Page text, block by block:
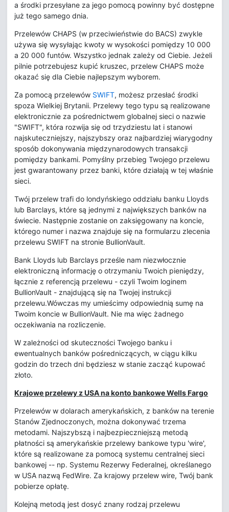
a środki przesyłane za jego pomocą powinny być dostępne
już tego samego dnia.
Przelewów CHAPS (w przeciwieństwie do BACS) zwykle
używa się wysyłając kwoty w wysokości pomiędzy 10 000
a 20 000 funtów. Wszystko jednak zależy od Ciebie. Jeżeli
pilnie potrzebujesz kupić kruszec, przelew CHAPS może
okazać się dla Ciebie najlepszym wyborem.
Za pomocą przelewów SWIFT, możesz przesłać środki
spoza Wielkiej Brytanii. Przelewy tego typu są realizowane
elektronicznie za pośrednictwem globalnej sieci o nazwie
"SWIFT", która rozwija się od trzydziestu lat i stanowi
najskuteczniejszy, najszybszy oraz najbardziej wiarygodny
sposób dokonywania międzynarodowych transakcji
pomiędzy bankami. Pomyślny przebieg Twojego przelewu
jest gwarantowany przez banki, które działają w tej właśnie
sieci.
Twój przelew trafi do londyńskiego oddziału banku Lloyds
lub Barclays, które są jednymi z największych banków na
świecie. Następnie zostanie on zaksięgowany na koncie,
którego numer i nazwa znajduje się na formularzu zlecenia
przelewu SWIFT na stronie BullionVault.
Bank Lloyds lub Barclays prześle nam niezwłocznie
elektroniczną informację o otrzymaniu Twoich pieniędzy,
łącznie z referencją przelewu - czyli Twoim loginem
BullionVault - znajdującą się na Twojej instrukcji
przelewu.Wówczas my umieścimy odpowiednią sumę na
Twoim koncie w BullionVault. Nie ma więc żadnego
oczekiwania na rozliczenie.
W zależności od skuteczności Twojego banku i
ewentualnych banków pośredniczących, w ciągu kilku
godzin do trzech dni będziesz w stanie zacząć kupować
złoto.
Krajowe przelewy z USA na konto bankowe Wells Fargo
Przelewów w dolarach amerykańskich, z banków na terenie
Stanów Zjednoczonych, można dokonywać trzema
metodami. Najszybszą i najbezpieczniejszą metodą
płatności są amerykańskie przelewy bankowe typu 'wire',
które są realizowane za pomocą systemu centralnej sieci
bankowej -- np. Systemu Rezerwy Federalnej, określanego
w USA nazwą FedWire. Za krajowy przelew wire, Twój bank
pobierze opłatę.
Kolejną metodą jest dosyć znany rodzaj przelewu